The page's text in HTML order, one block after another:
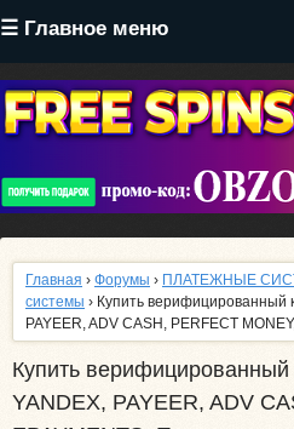
☰ Главное меню
содержанию
Главная › Форумы › ПЛАТЕЖНЫЕ
системы › Купить верифицированный
PAYEER, ADV CASH, PERFECT
Купить
YANDEX, PAYEER, ADV